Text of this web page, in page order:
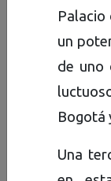
Palacio
un
de uno
Bogotá
Una